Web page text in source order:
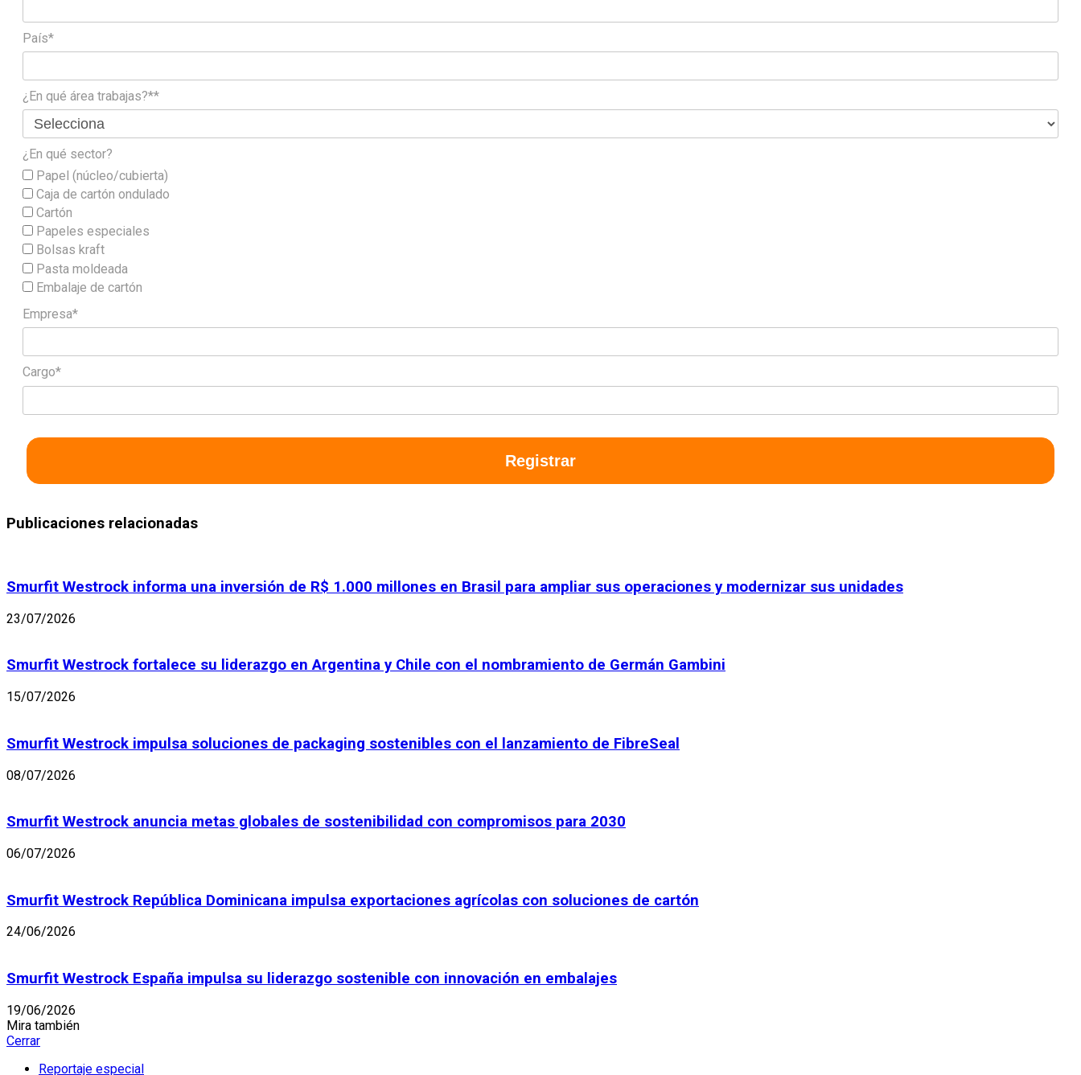
País*
¿En qué área trabajas?**
¿En qué sector?
Papel (núcleo/cubierta)
Caja de cartón ondulado
Cartón
Papeles especiales
Bolsas kraft
Pasta moldeada
Embalaje de cartón
Empresa*
Cargo*
Registrar
Publicaciones relacionadas
Smurfit Westrock informa una inversión de R$ 1.000 millones en Brasil para ampliar sus operaciones y modernizar sus unidades
23/07/2026
Smurfit Westrock fortalece su liderazgo en Argentina y Chile con el nombramiento de Germán Gambini
15/07/2026
Smurfit Westrock impulsa soluciones de packaging sostenibles con el lanzamiento de FibreSeal
08/07/2026
Smurfit Westrock anuncia metas globales de sostenibilidad con compromisos para 2030
06/07/2026
Smurfit Westrock República Dominicana impulsa exportaciones agrícolas con soluciones de cartón
24/06/2026
Smurfit Westrock España impulsa su liderazgo sostenible con innovación en embalajes
19/06/2026
Mira también
Cerrar
Reportaje especial